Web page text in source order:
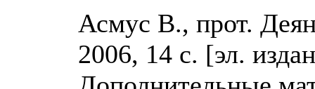
Асмус В., прот.
2006, 14 с. [эл.